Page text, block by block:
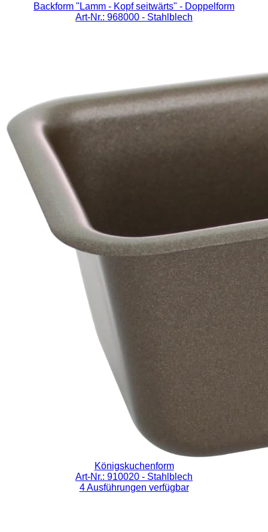
Backform "Lamm - Kopf seitwärts" - Doppelform
Art-Nr.: 968000 - Stahlblech
Königskuchenform
Art-Nr.: 910020 - Stahlblech
4 Ausführungen verfügbar